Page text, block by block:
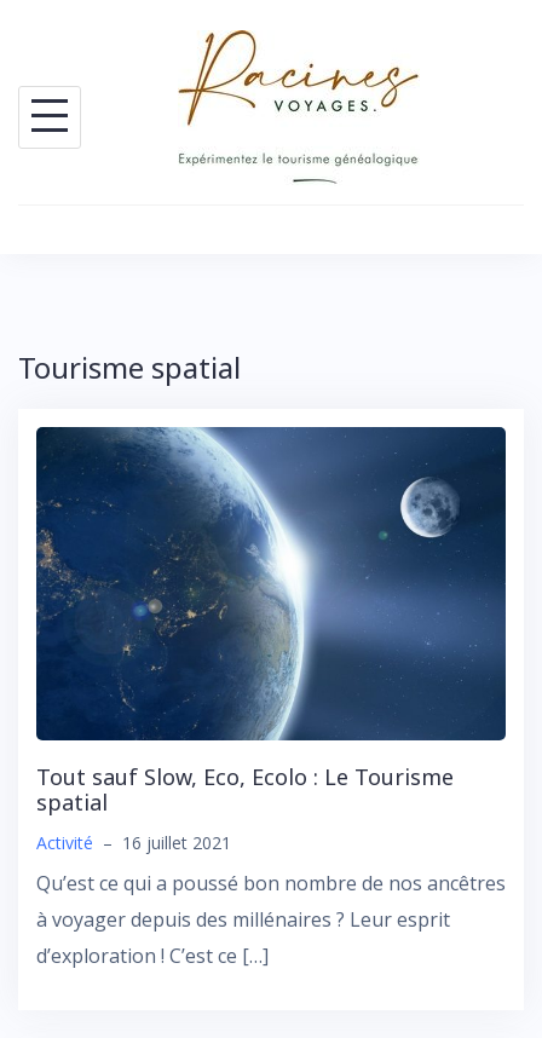
content
Tourisme spatial
Tout sauf Slow, Eco, Ecolo : Le Tourisme
spatial
Activité – 16 juillet 2021
Qu’est ce qui a poussé bon nombre de nos ancêtres
à voyager depuis des millénaires ? Leur esprit
d’exploration ! C’est ce […]